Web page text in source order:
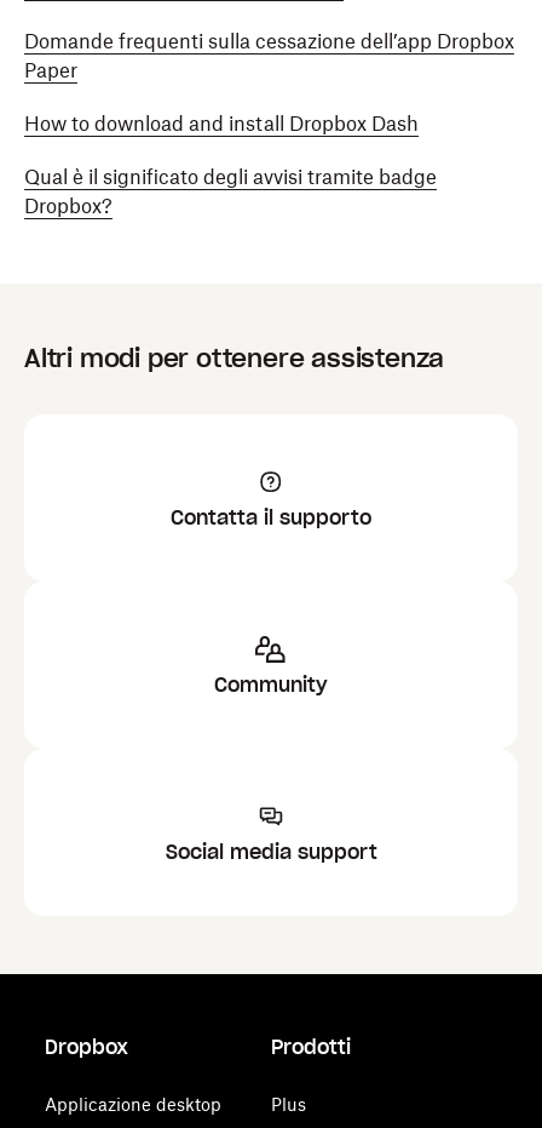
Domande frequenti sulla cessazione dell’app Dropbox
Paper
How to download and install Dropbox Dash
Qual è il significato degli avvisi tramite badge
Dropbox?
Altri modi per ottenere assistenza
Contatta il supporto
Community
Social media support
Dropbox
Applicazione desktop
Prodotti
Plus